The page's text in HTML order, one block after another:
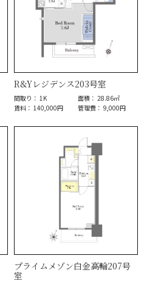
R&Yレジデンス203号室
間取り： 1K
面積： 28.86㎡
賃料： 140,000円
管理費： 9,000円
プライムメゾン白金高輪207号
室